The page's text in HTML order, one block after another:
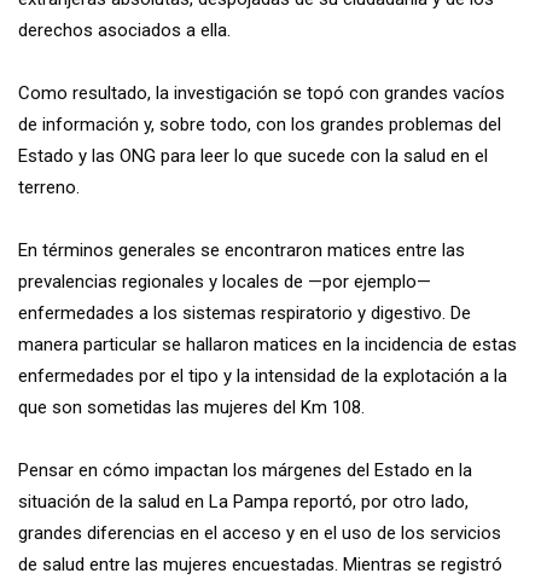
derechos asociados a ella.
Como resultado, la investigación se topó con grandes vacíos
de información y, sobre todo, con los grandes problemas del
Estado y las ONG para leer lo que sucede con la salud en el
terreno.
En términos generales se encontraron matices entre las
prevalencias regionales y locales de —por ejemplo—
enfermedades a los sistemas respiratorio y digestivo. De
manera particular se hallaron matices en la incidencia de estas
enfermedades por el tipo y la intensidad de la explotación a la
que son sometidas las mujeres del Km 108.
Pensar en cómo impactan los márgenes del Estado en la
situación de la salud en La Pampa reportó, por otro lado,
grandes diferencias en el acceso y en el uso de los servicios
de salud entre las mujeres encuestadas. Mientras se registró